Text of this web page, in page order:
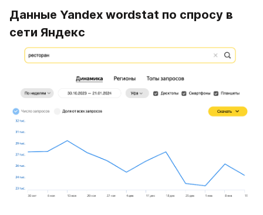
Данные Yandex wordstat по спросу в
сети Яндекс